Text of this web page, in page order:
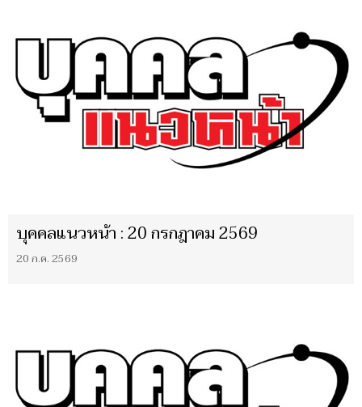
บุคคลแนวหน้า : 20 กรกฎาคม 2569
20 ก.ค. 2569